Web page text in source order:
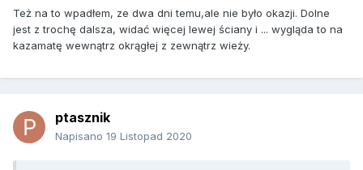
Też na to wpadłem, ze dwa dni temu,ale nie było okazji. Dolne
jest z trochę dalsza, widać więcej lewej ściany i ... wygląda to na
kazamatę wewnątrz okrągłej z zewnątrz wieży.
ptasznik
Napisano 19 Listopad 2020